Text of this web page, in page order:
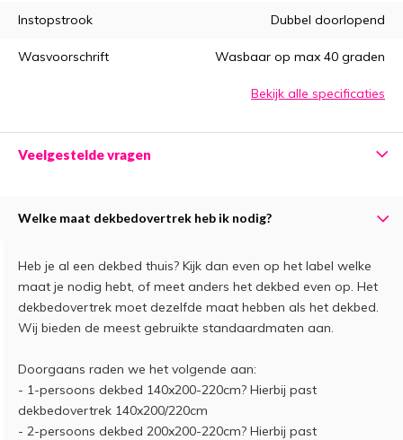
Instopstrook Dubbel doorlopend
Wasvoorschrift Wasbaar op max 40 graden
Bekijk alle specificaties
Veelgestelde vragen
Welke maat dekbedovertrek heb ik nodig?
Heb je al een dekbed thuis? Kijk dan even op het label welke
maat je nodig hebt, of meet anders het dekbed even op. Het
dekbedovertrek moet dezelfde maat hebben als het dekbed.
Wij bieden de meest gebruikte standaardmaten aan.
Doorgaans raden we het volgende aan:
- 1-persoons dekbed 140x200-220cm? Hierbij past
dekbedovertrek 140x200/220cm
- 2-persoons dekbed 200x200-220cm? Hierbij past